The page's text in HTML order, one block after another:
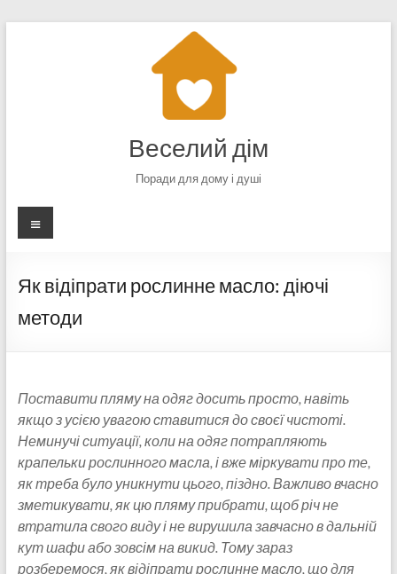
Веселий дім
Поради для дому і душі
Меню
Як відіпрати рослинне масло: діючі
методи
Поставити пляму на одяг досить просто, навіть
якщо з усією увагою ставитися до своєї чистоті.
Неминучі ситуації, коли на одяг потрапляють
крапельки рослинного масла, і вже міркувати про те,
як треба було уникнути цього, піздно. Важливо вчасно
зметикувати, як цю пляму прибрати, щоб річ не
втратила свого виду і не вирушила завчасно в дальній
кут шафи або зовсім на викид. Тому зараз
розберемося, як відіпрати рослинне масло, що для